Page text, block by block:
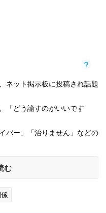
ネット掲示板に投稿され話題
「どう諭すのがいいです
バー」「治りません」などの
む